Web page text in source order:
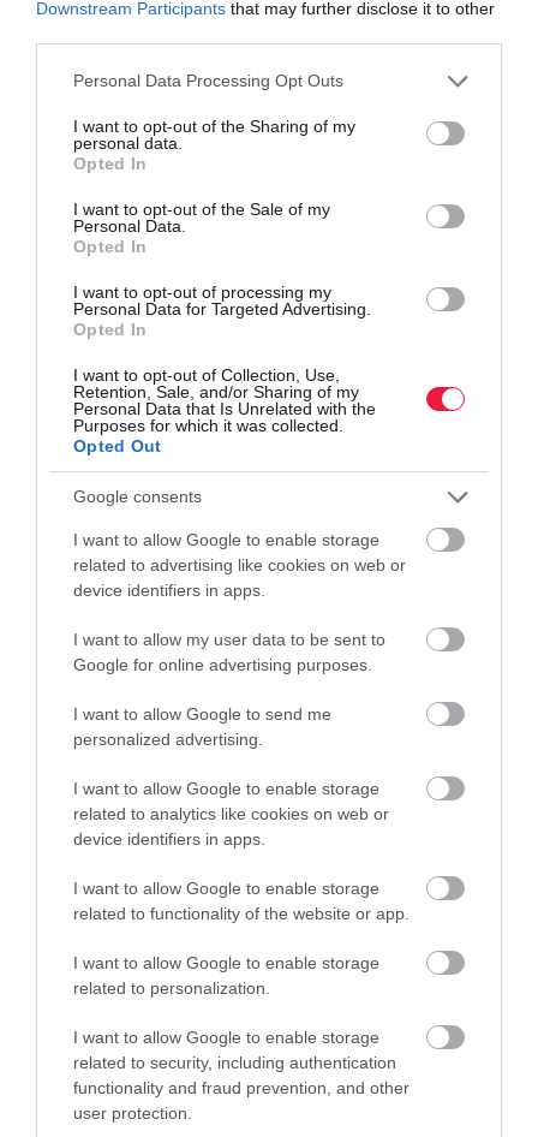
Downstream Participants that may further disclose it to other
Please note that this website/app uses one or more Google
not limited to your visit or usage behaviour. You may click to
grant or deny consent to Google and its third-party tags to
use your data for below specified purposes in below Google
consent section.
Personal Data Processing Opt Outs
I want to opt-out of the Sharing of my
personal data.
Opted In
I want to opt-out of the Sale of my
Personal Data.
Opted In
I want to opt-out of processing my
Personal Data for Targeted Advertising.
Opted In
I want to opt-out of Collection, Use,
Retention, Sale, and/or Sharing of my
Personal Data that Is Unrelated with the
Purposes for which it was collected.
Opted Out
Google consents
I want to allow Google to enable storage
related to advertising like cookies on web or
device identifiers in apps.
I want to allow my user data to be sent to
Google for online advertising purposes.
I want to allow Google to send me
personalized advertising.
I want to allow Google to enable storage
related to analytics like cookies on web or
device identifiers in apps.
I want to allow Google to enable storage
related to functionality of the website or app.
I want to allow Google to enable storage
related to personalization.
I want to allow Google to enable storage
related to security, including authentication
functionality and fraud prevention, and other
user protection.
Állampapír, befektetési jegy, részvény: csúcson a
magyarok vagyona
Itt vannak az új csúcsok: soha ennyi lakáshitelt és
személyi kölcsönt nem vettünk el
Júniusban személyi kölcsönből 156 milliárd, míg lakáshitelből 282
milliárd forintot vettek fel a magyarok. Mindkettő rekord összeg